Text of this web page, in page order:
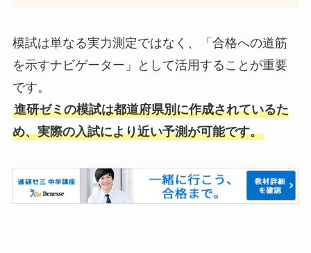
模試は単なる実力測定ではなく、「合格への道筋
を示すナビゲーター」として活用することが重要
です。
進研ゼミの模試は都道府県別に作成されているた
め、実際の入試により近い予測が可能です。